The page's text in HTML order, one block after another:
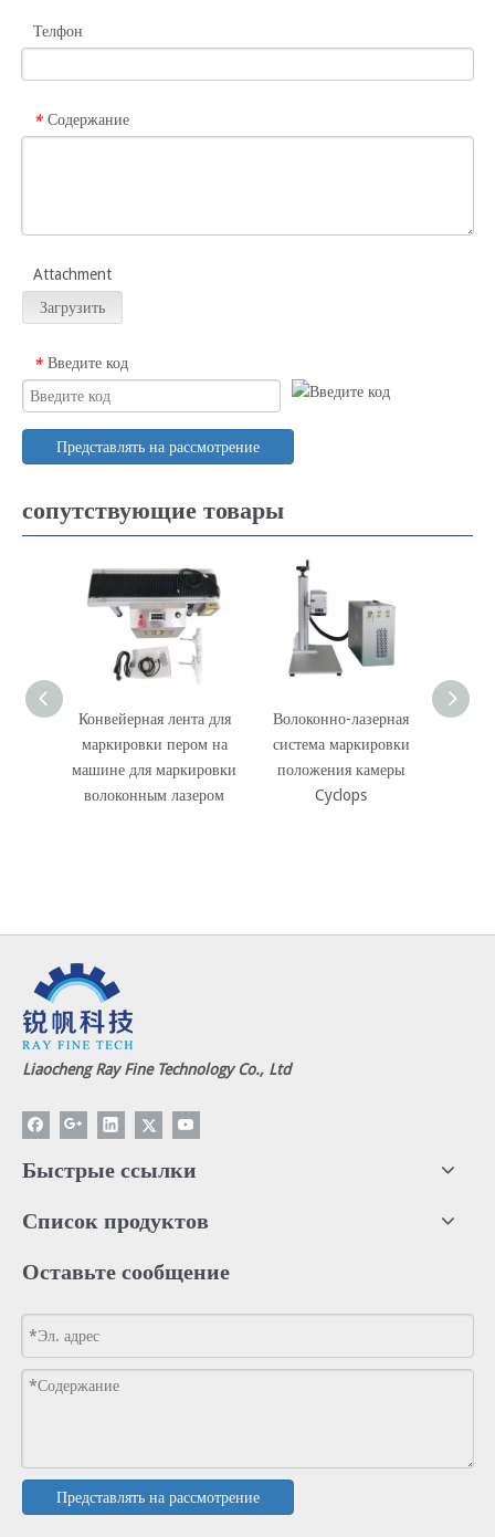
Телфон
* Содержание
Attachment
Загрузить
* Введите код
Представлять на рассмотрение
сопутствующие товары
Конвейерная лента для
маркировки пером на
машине для маркировки
волоконным лазером
Волоконно-лазерная
система маркировки
положения камеры
Cyclops
Liaocheng Ray Fine Technology Co., Ltd
Быстрые ссылки
Список продуктов
Оставьте сообщение
Представлять на рассмотрение